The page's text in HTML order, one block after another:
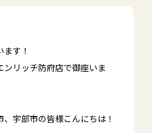
す！
ンリッチ防府店で御座いま
宇部市の皆様こんにちは！